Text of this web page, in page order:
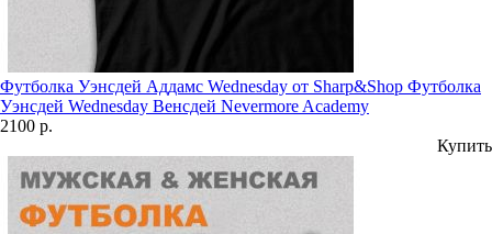
Футболка Уэнсдей Аддамс Wednesday от Sharp&Shop Футболка
Уэнсдей Wednesday Венсдей Nevermore Academy
2100 р.
Купить